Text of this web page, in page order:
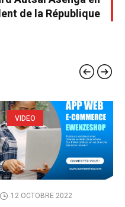
de la République
VIDEO
12 OCTOBRE 2022